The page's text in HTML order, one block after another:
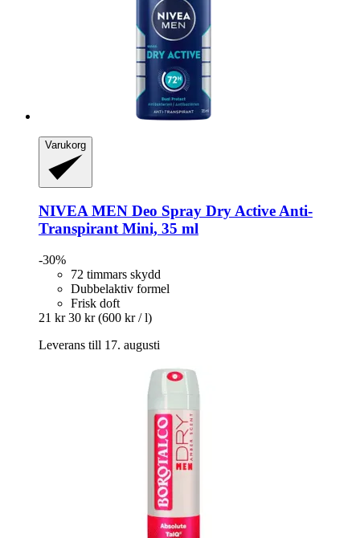
Varukorg
NIVEAMEN Deo Spray Dry Active Anti-​
Transpirant Mini, 35 ml
-30%
72 timmars skydd
Dubbelaktiv formel
Frisk doft
21 kr 30 kr (600 kr / l)
Leverans till 17. augusti